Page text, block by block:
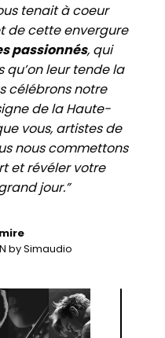
tenait à coeur
de cette envergure
passionnés, qui
qu’on leur tende la
célébrons notre
de la Haute-
vous, artistes de
nous commettons
et révéler votre
jour.”
by Simaudio